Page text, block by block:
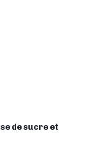
de sucre et